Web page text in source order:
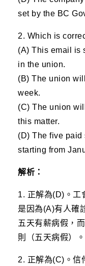
set by the BC
2. Which is
(A) This email is
in the union.
(B) The union
week.
(C) The union
this matter.
(D) The five
starting from
解析：
1. 正解為(D)。工
是因為(A)有人確
五天有薪病假，
則（五天病假）。
2. 正解為(C)。信